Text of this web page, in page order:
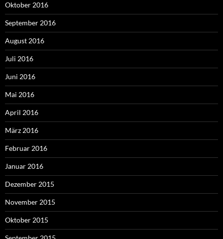
Oktober 2016
September 2016
August 2016
Juli 2016
Juni 2016
Mai 2016
April 2016
März 2016
Februar 2016
Januar 2016
Dezember 2015
November 2015
Oktober 2015